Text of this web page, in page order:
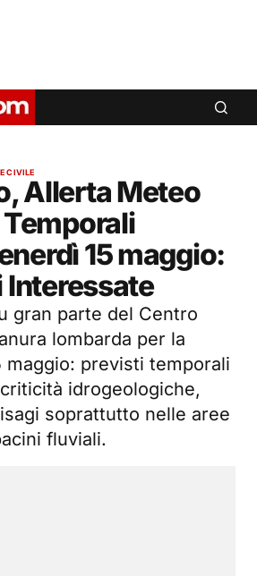
CIVILE
Allerta Meteo
15 maggio:
Interessate
gran parte del Centro
lombarda per la
maggio: previsti temporali
idrogeologiche,
soprattutto nelle aree
fluviali.